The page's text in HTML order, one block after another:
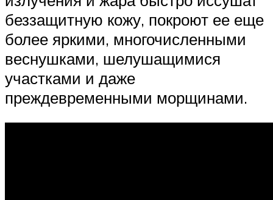
беззащитную кожу, покроют ее еще
более яркими, многочисленными
веснушками, шелушащимися
участками и даже
преждевременными морщинами.